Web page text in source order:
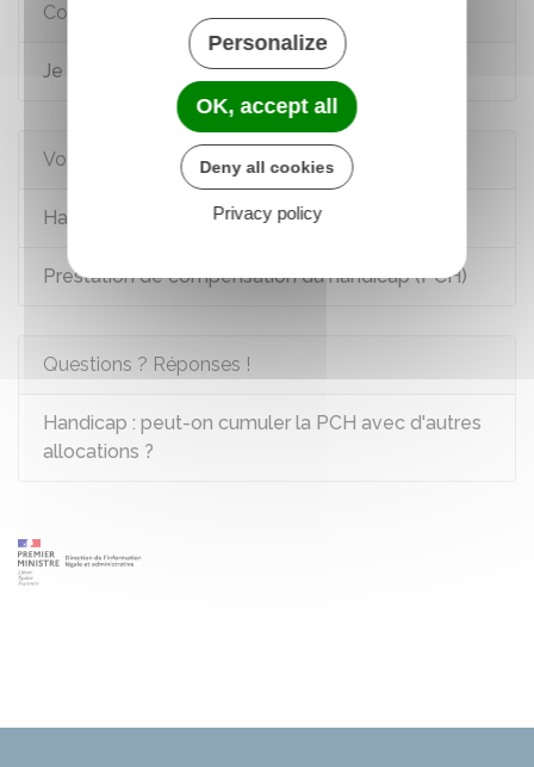
Comment faire si...
Je suis en situation de handicap
Voir aussi
Handicap et emploi dans le secteur privé
Prestation de compensation du handicap (PCH)
Questions ? Réponses !
Handicap : peut-on cumuler la PCH avec d'autres
allocations ?
Personalize
OK, accept all
Deny all cookies
Privacy policy